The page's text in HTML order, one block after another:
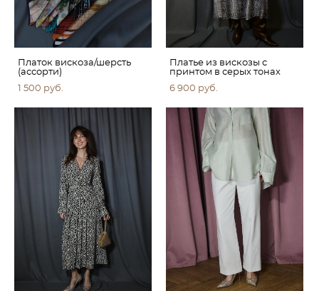
Платок вискоза/шерсть
(ассорти)
1 500 pуб.
Платье из вискозы с
принтом в серых тонах
6 900 pуб.